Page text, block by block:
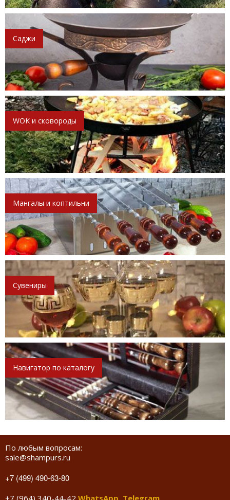
Саджи
WOK и сковороды
Мангалы и коптильни
Сувениры
Навигатор по каталогу
По любым вопросам:
sale@shampurs.ru
+7 (499) 490-63-80
+7 (964) 340-44-42 WhatsApp Telegram